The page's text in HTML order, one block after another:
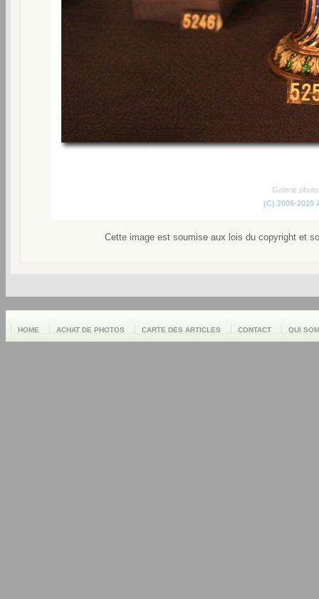
Galerie
(C) 2006-2010
Cette image est soumise aux lois du copyright et
HOME ACHAT DE PHOTOS CARTE DES ARTICLES CONTACT QUI